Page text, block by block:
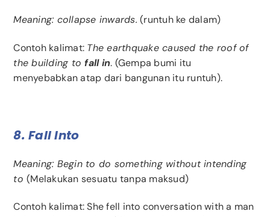
Meaning: collapse inwards. (runtuh ke dalam)
Contoh kalimat: The earthquake caused the roof of
the building tofall in. (Gempa bumi itu
menyebabkan atap dari bangunan itu runtuh).
8. Fall Into
Meaning: Begin to do something without intending
to(Melakukan sesuatu tanpa maksud)
Contoh kalimat: She fell into conversation with a man